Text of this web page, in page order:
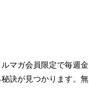
11年勤務。コスプレや
、
マガ会員限定で毎週金
訣が見つかります。無